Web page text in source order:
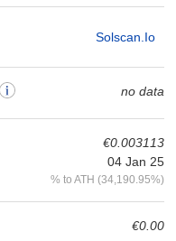
Solscan.io
no data
€0.003113
04 Jan 25
% to ATH (34,190.95%)
€0.00